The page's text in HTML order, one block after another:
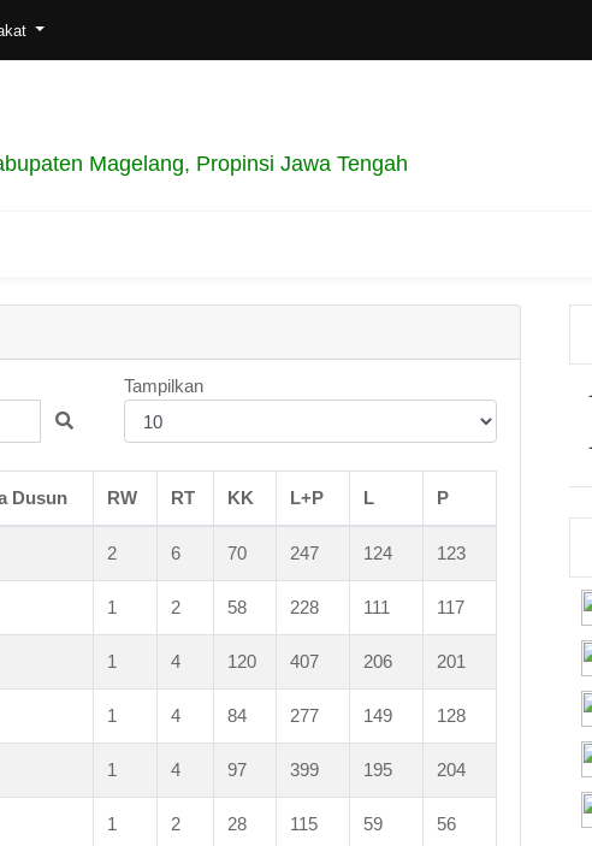
Magelang, Propinsi Jawa Tengah
Tampilkan
Dusun RW RT KK L+P L P
2 6 70 247 124 123
1 2 58 228 111 117
1 4 120 407 206 201
1 4 84 277 149 128
1 4 97 399 195 204
1 2 28 115 59 56